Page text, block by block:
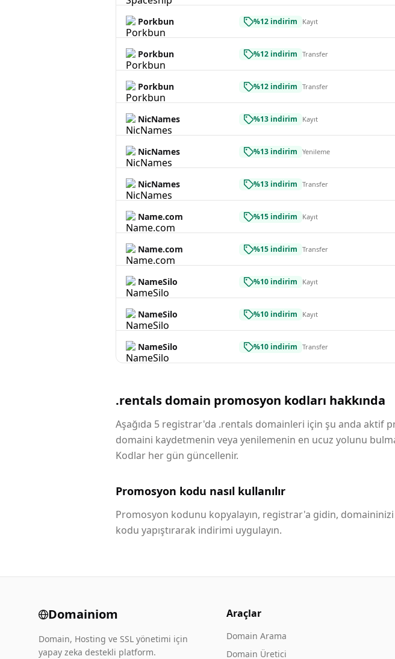
Porkbun %12 indirim Kayıt
Porkbun %12 indirim Transfer
Porkbun %12 indirim Transfer
NicNames %13 indirim Kayıt
NicNames %13 indirim Yenileme
NicNames %13 indirim Transfer
Name.com %15 indirim Kayıt
Name.com %15 indirim Transfer
NameSilo %10 indirim Kayıt
NameSilo %10 indirim Kayıt
NameSilo %10 indirim Transfer
.rentals domain promosyon kodları hakkında
Aşağıda 5 registrar'da .rentals domainleri için şu anda aktif
domaini kaydetmenin veya yenilemenin en ucuz yolunu
Kodlar her gün güncellenir.
Promosyon kodu nasıl kullanılır
Promosyon kodunu kopyalayın, registrar'a gidin, domaininizi
kodu yapıştırarak indirimi uygulayın.
Domainiom
Domain, Hosting ve SSL yönetimi için
yapay zeka destekli platform.
Araçlar
Domain Arama
Domain Üretici